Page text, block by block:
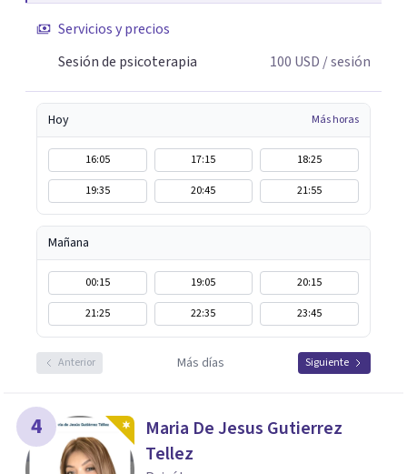
Servicios y precios
Sesión de psicoterapia
100 USD / sesión
Hoy Más horas
16:05 17:15
18:25
19:35
20:45 21:55
Mañana
00:15 19:05
20:15
21:25
22:35 23:45
Anterior Más días Siguiente
4
Maria De Jesus Gutierrez
Tellez